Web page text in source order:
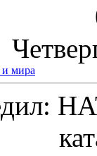
мира